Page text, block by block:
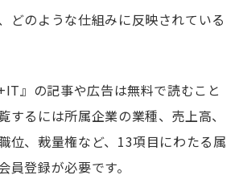
どのような仕組みに反映されている
』の記事や広告は無料で読むこと
するには所属企業の業種、売上高、
位、裁量権など、13項目にわたる属
員登録が必要です。